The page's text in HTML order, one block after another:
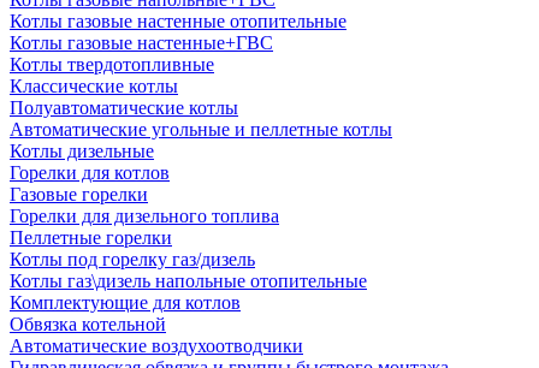
Котлы газовые настенные отопительные
Котлы газовые настенные+ГВС
Котлы твердотопливные
Классические котлы
Полуавтоматические котлы
Автоматические угольные и пеллетные котлы
Котлы дизельные
Горелки для котлов
Газовые горелки
Горелки для дизельного топлива
Пеллетные горелки
Котлы под горелку газ/дизель
Котлы газ\дизель напольные отопительные
Комплектующие для котлов
Обвязка котельной
Автоматические воздухоотводчики